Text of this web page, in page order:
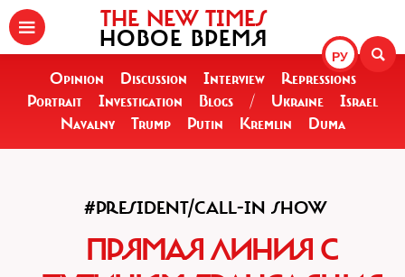
РУ
THE NEW TIMES
НОВОЕ ВРЕМЯ
Opinion Discussion Interview
Repressions
Portrait
Investigation Blogs / Ukraine
Israel
Navalny
Trump Putin Kremlin Duma
#PRESIDENT/CALL-IN SHOW
ПРЯМАЯ ЛИНИЯ С